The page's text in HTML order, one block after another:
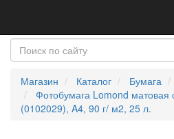
Магазин Каталог Бумага
Фотобумага Lomond матовая
(0102029), A4, 90 г/ м2, 25 л.